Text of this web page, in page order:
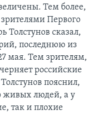
Тем более,
Первого
Толстунов сказал,
последнюю из
мая. Тем зрителям,
российские
пояснил,
живых людей, а у
так и плохие